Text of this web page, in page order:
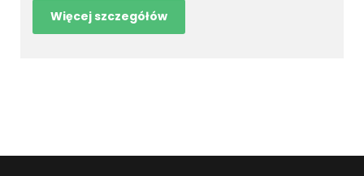
Więcej szczegółów